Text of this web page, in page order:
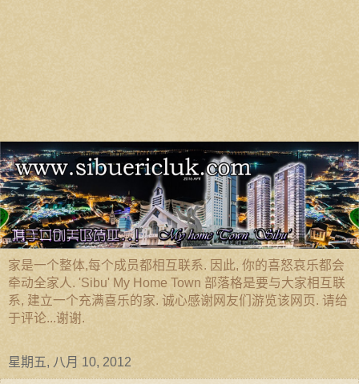
家是一个整体,每个成员都相互联系. 因此, 你的喜怒哀乐都会
牵动全家人. 'Sibu' My Home Town 部落格是要与大家相互联
系, 建立一个充满喜乐的家. 诚心感谢网友们游览该网页. 请给
于评论...谢谢.
星期五, 八月 10, 2012